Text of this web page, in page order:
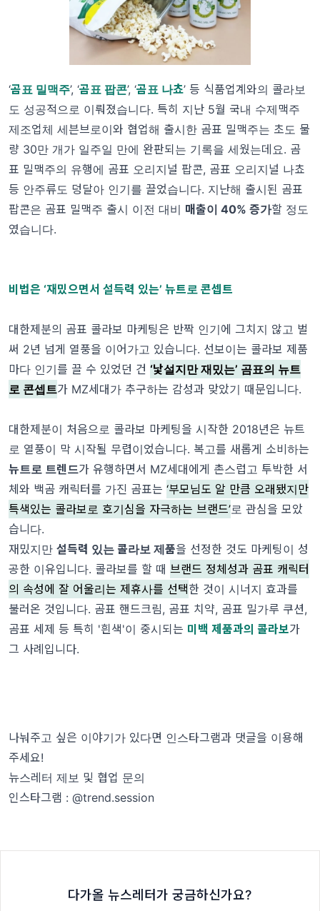
‘곰표 밀맥주’, ‘곰표 팝콘’, ‘곰표 나쵸’ 등 식품업계와의 콜라보
도 성공적으로 이뤄졌습니다. 특히 지난 5월 국내 수제맥주
제조업체 세븐브로이와 협업해 출시한 곰표 밀맥주는 초도 물
량 30만 개가 일주일 만에 완판되는 기록을 세웠는데요. 곰
표 밀맥주의 유행에 곰표 오리지널 팝콘, 곰표 오리지널 나쵸
등 안주류도 덩달아 인기를 끌었습니다. 지난해 출시된 곰표
팝콘은 곰표 밀맥주 출시 이전 대비 매출이 40% 증가할 정도
였습니다.
비법은 ‘재밌으면서 설득력 있는’ 뉴트로 콘셉트
대한제분의 곰표 콜라보 마케팅은 반짝 인기에 그치지 않고 벌
써 2년 넘게 열풍을 이어가고 있습니다. 선보이는 콜라보 제품
마다 인기를 끌 수 있었던 건 ‘낯설지만 재밌는’ 곰표의 뉴트
로 콘셉트가 MZ세대가 추구하는 감성과 맞았기 때문입니다.
대한제분이 처음으로 콜라보 마케팅을 시작한 2018년은 뉴트
로 열풍이 막 시작될 무렵이었습니다. 복고를 새롭게 소비하는
뉴트로 트렌드가 유행하면서 MZ세대에게 촌스럽고 투박한 서
체와 백곰 캐릭터를 가진 곰표는 ‘부모님도 알 만큼 오래됐지만
특색있는 콜라보로 호기심을 자극하는 브랜드’로 관심을 모았
습니다.
재밌지만 설득력 있는 콜라보 제품을 선정한 것도 마케팅이 성
공한 이유입니다. 콜라보를 할 때 브랜드 정체성과 곰표 캐릭터
의 속성에 잘 어울리는 제휴사를 선택한 것이 시너지 효과를
불러온 것입니다. 곰표 핸드크림, 곰표 치약, 곰표 밀가루 쿠션,
곰표 세제 등 특히 '흰색'이 중시되는 미백 제품과의 콜라보가
그 사례입니다.
나눠주고 싶은 이야기가 있다면 인스타그램과 댓글을 이용해
주세요!
뉴스레터 제보 및 협업 문의
인스타그램 : @trend.session
다가올 뉴스레터가 궁금하신가요?